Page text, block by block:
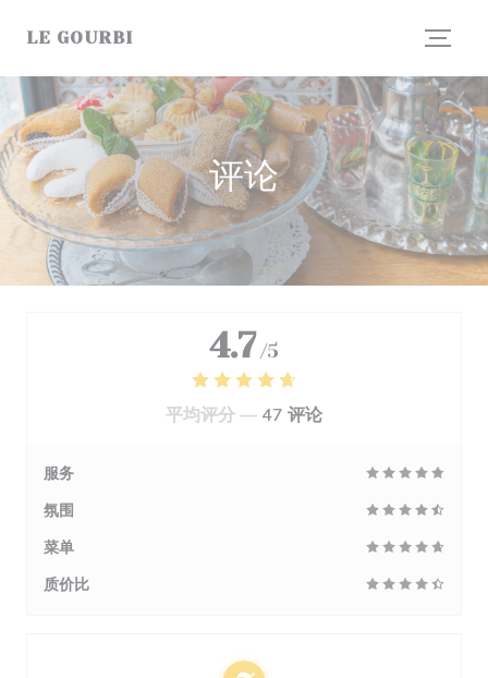
LE GOURBI
评论
4.7 /5
平均评分 — 47 评论
服务
氛围
菜单
质价比